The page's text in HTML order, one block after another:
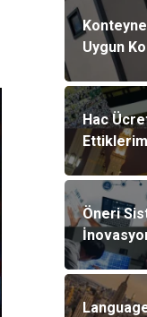
Uygun
Hac
Öneri